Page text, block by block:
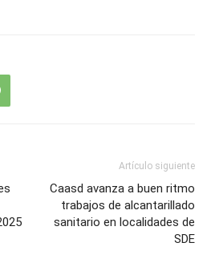
Artículo siguiente
Caasd avanza a buen ritmo
trabajos de alcantarillado
sanitario en localidades de
SDE